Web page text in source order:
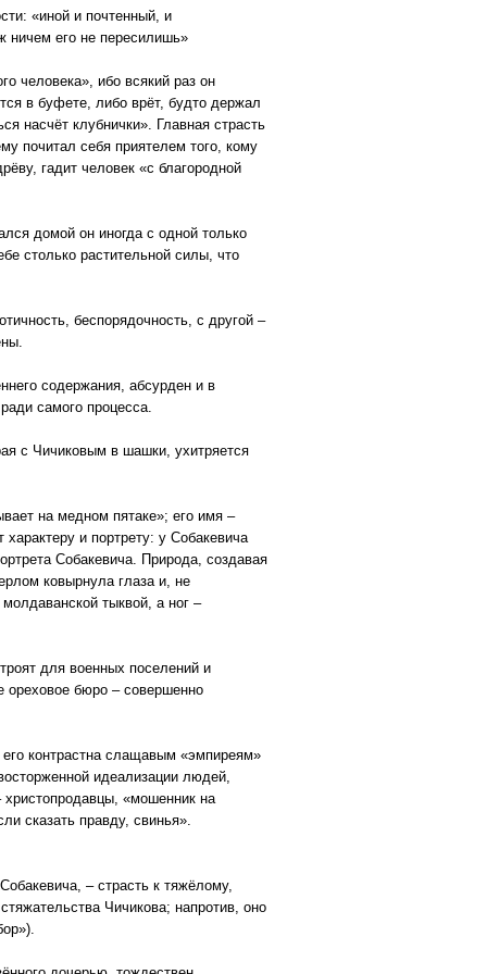
«иной и почтенный, и
ничем его не пересилишь»
человека», ибо всякий раз он
в буфете, либо врёт, будто держал
насчёт клубнички». Главная страсть
почитал себя приятелем того, кому
гадит человек «с благородной
домой он иногда с одной только
столько растительной силы, что
беспорядочность, с другой –
содержания, абсурден и в
самого процесса.
с Чичиковым в шашки, ухитряется
на медном пятаке»; его имя –
и портрету: у Собакевича
Собакевича. Природа, создавая
ковырнула глаза и, не
тыквой, а ног –
для военных поселений и
ореховое бюро – совершенно
контрастна слащавым «эмпиреям»
идеализации людей,
христопродавцы, «мошенник на
сказать правду, свинья».
– страсть к тяжёлому,
Чичикова; напротив, оно